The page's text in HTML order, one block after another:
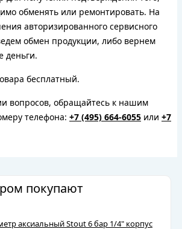
обменять или ремонтировать. На
авторизированного сервисного
обмен продукции, либо вернем
деньги.
бесплатный.
вопросов, обращайтесь к нашим
телефона: +7 (495) 664-6055 или +7
покупают
аксиальный Stout 6 бар 1/4" корпус